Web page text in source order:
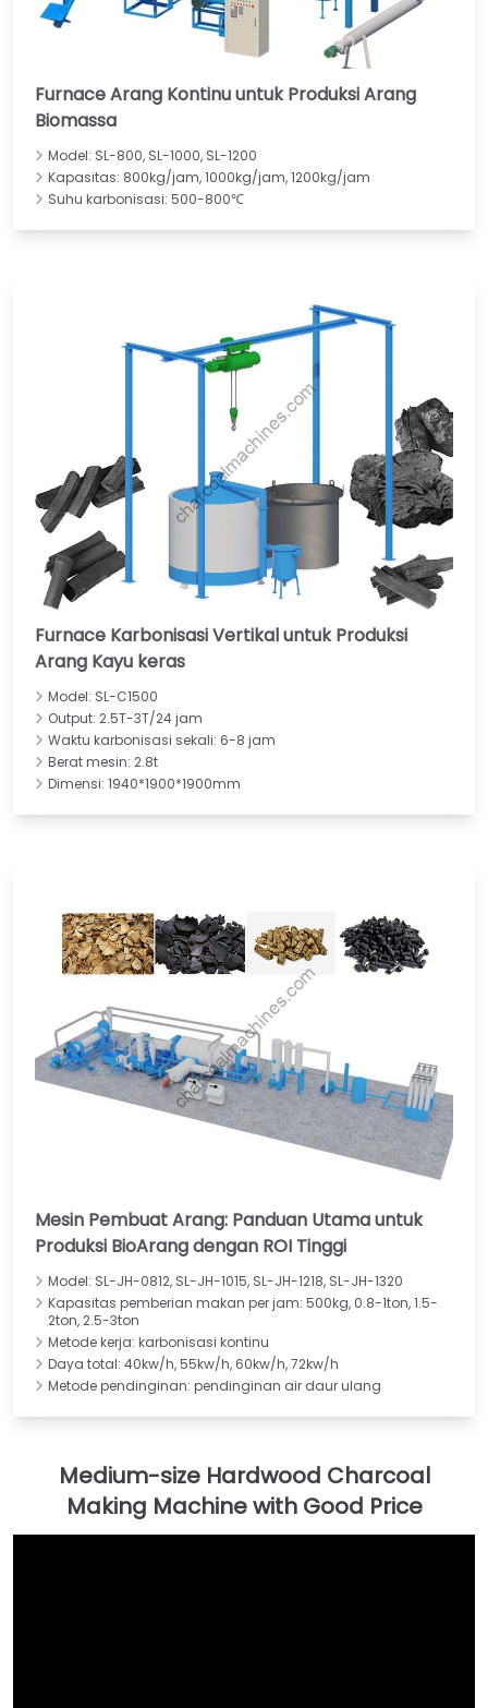
Furnace Arang Kontinu untuk Produksi Arang
Biomassa
Model: SL-800, SL-1000, SL-1200
Kapasitas: 800kg/jam, 1000kg/jam, 1200kg/jam
Suhu karbonisasi: 500-800℃
Furnace Karbonisasi Vertikal untuk Produksi
Arang Kayu keras
Model: SL-C1500
Output: 2.5T-3T/24 jam
Waktu karbonisasi sekali: 6-8 jam
Berat mesin: 2.8t
Dimensi: 1940*1900*1900mm
Mesin Pembuat Arang: Panduan Utama untuk
Produksi BioArang dengan ROI Tinggi
Model: SL-JH-0812, SL-JH-1015, SL-JH-1218, SL-JH-1320
Kapasitas pemberian makan per jam: 500kg, 0.8-1ton, 1.5-
2ton, 2.5-3ton
Metode kerja: karbonisasi kontinu
Daya total: 40kw/h, 55kw/h, 60kw/h, 72kw/h
Metode pendinginan: pendinginan air daur ulang